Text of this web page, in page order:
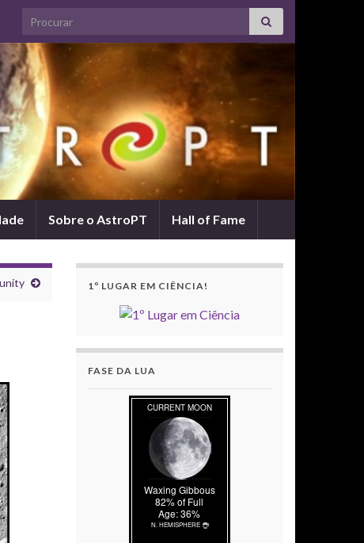
Search for:
Sobre o AstroPT Hall of Fame
1º LUGAR EM CIÊNCIA!
FASE DA LUA